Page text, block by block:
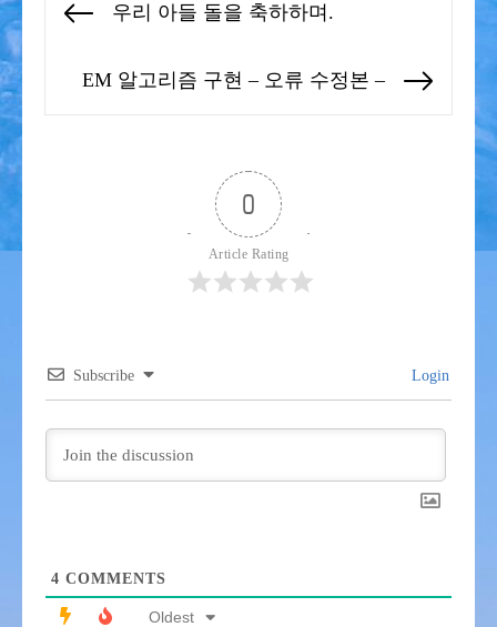
Previous
우리 아들 돌을 축하하며.
Next
post:
EM 알고리즘 구현 – 오류 수정본 –
0
Article Rating
Subscribe Login
4 COMMENTS
Oldest